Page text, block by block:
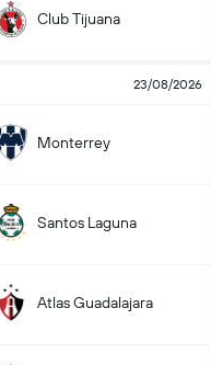
Club Tijuana
23/08/2026
Monterrey
Santos Laguna
Atlas Guadalajara